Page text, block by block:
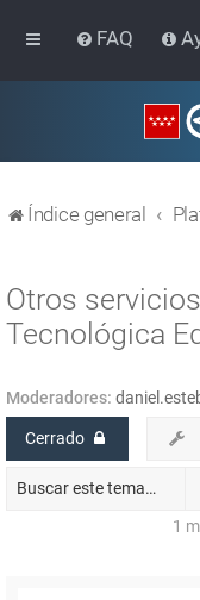
FAQ
Índice general
Otros
Tecnológica
Moderadores:
Cerrado
1